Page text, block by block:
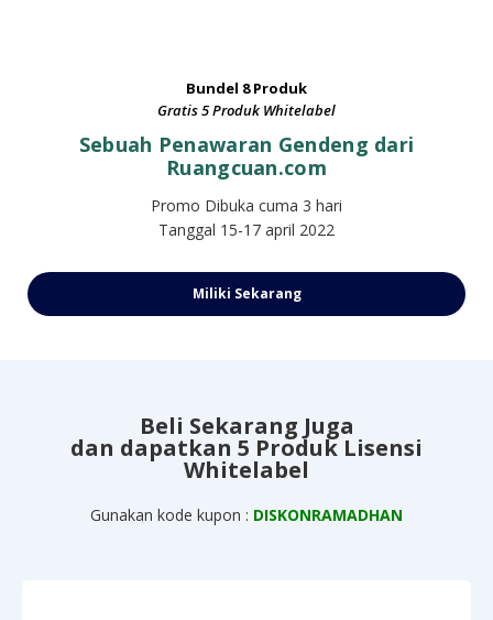
Bundel 8 Produk
Gratis 5 Produk Whitelabel
Sebuah Penawaran Gendeng dari
Ruangcuan.com
Promo Dibuka cuma 3 hari
Tanggal 15-17 april 2022
Miliki Sekarang
Beli Sekarang Juga
dan dapatkan 5 Produk Lisensi
Whitelabel
Gunakan kode kupon : DISKONRAMADHAN
4 tahun sebelumnya